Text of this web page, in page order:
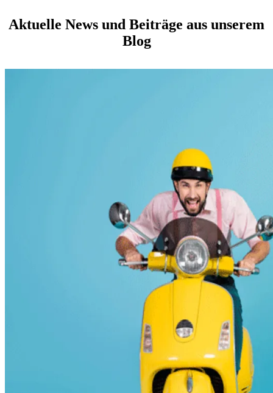
Aktuelle News und Beiträge aus unserem
Blog